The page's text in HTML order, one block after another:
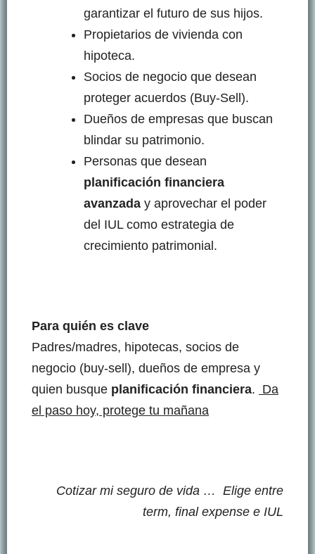
garantizar el futuro de sus hijos.
Propietarios de vivienda con
hipoteca.
Socios de negocio que desean
proteger acuerdos (Buy-Sell).
Dueños de empresas que buscan
blindar su patrimonio.
Personas que desean
planificación financiera
avanzada y aprovechar el poder
del IUL como estrategia de
crecimiento patrimonial.
Para quién es clave
Padres/madres, hipotecas, socios de
negocio (buy-sell), dueños de empresa y
quien busque planificación financiera. Da
el paso hoy, protege tu mañana
Cotizar mi seguro de vida … Elige entre
term, final expense e IUL